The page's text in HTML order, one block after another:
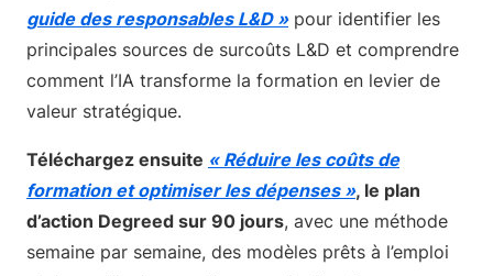
guide des responsables L&D »pour identifier les
principales sources de surcoûts L&D et comprendre
comment l’IA transforme la formation en levier de
valeur stratégique.
Téléchargez ensuite « Réduire les coûts de
formation et optimiser les dépenses », le plan
d’action Degreed sur 90 jours, avec une méthode
semaine par semaine, des modèles prêts à l’emploi